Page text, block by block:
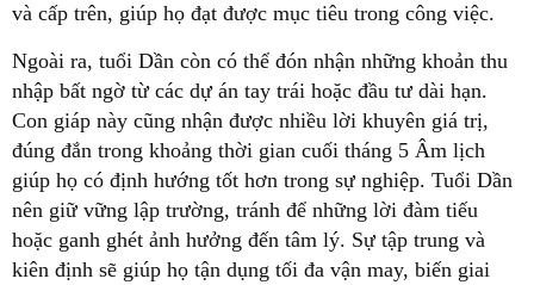
và cấp trên, giúp họ đạt được mục tiêu trong công việc.
Ngoài ra, tuổi Dần còn có thể đón nhận những khoản thu
nhập bất ngờ từ các dự án tay trái hoặc đầu tư dài hạn.
Con giáp này cũng nhận được nhiều lời khuyên giá trị,
đúng đắn trong khoảng thời gian cuối tháng 5 Âm lịch
giúp họ có định hướng tốt hơn trong sự nghiệp. Tuổi Dần
nên giữ vững lập trường, tránh để những lời đàm tiếu
hoặc ganh ghét ảnh hưởng đến tâm lý. Sự tập trung và
kiên định sẽ giúp họ tận dụng tối đa vận may, biến giai